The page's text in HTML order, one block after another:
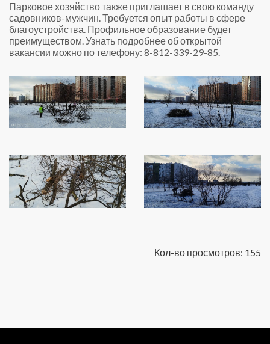
Парковое хозяйство также приглашает в свою команду
садовников-мужчин. Требуется опыт работы в сфере
благоустройства. Профильное образование будет
преимуществом. Узнать подробнее об открытой
вакансии можно по телефону: 8-812-339-29-85.
Кол-во просмотров: 155